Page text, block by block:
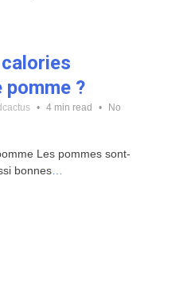
?
4 min read
No
Les pommes sont-
bonnes